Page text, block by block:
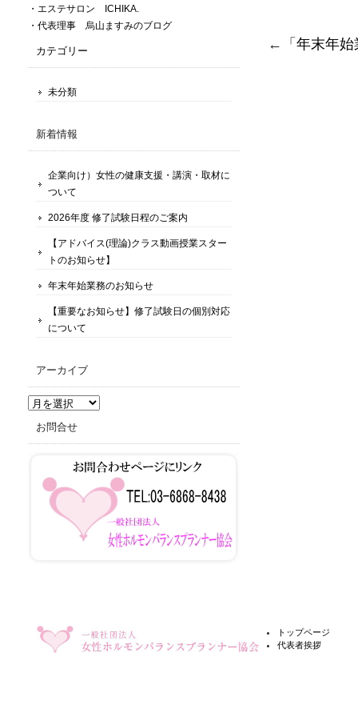
←「 年末年始
・エステサロン ICHIKA.
・代表理事 烏山ますみのブログ
カテゴリー
未分類
新着情報
企業向け）女性の健康支援・講演・取材に
ついて
2026年度 修了試験日程のご案内
【アドバイス(理論)クラス動画授業スター
トのお知らせ】
年末年始業務のお知らせ
【重要なお知らせ】修了試験日の個別対応
について
アーカイブ
ア
お問合せ
トップページ
代表者挨拶